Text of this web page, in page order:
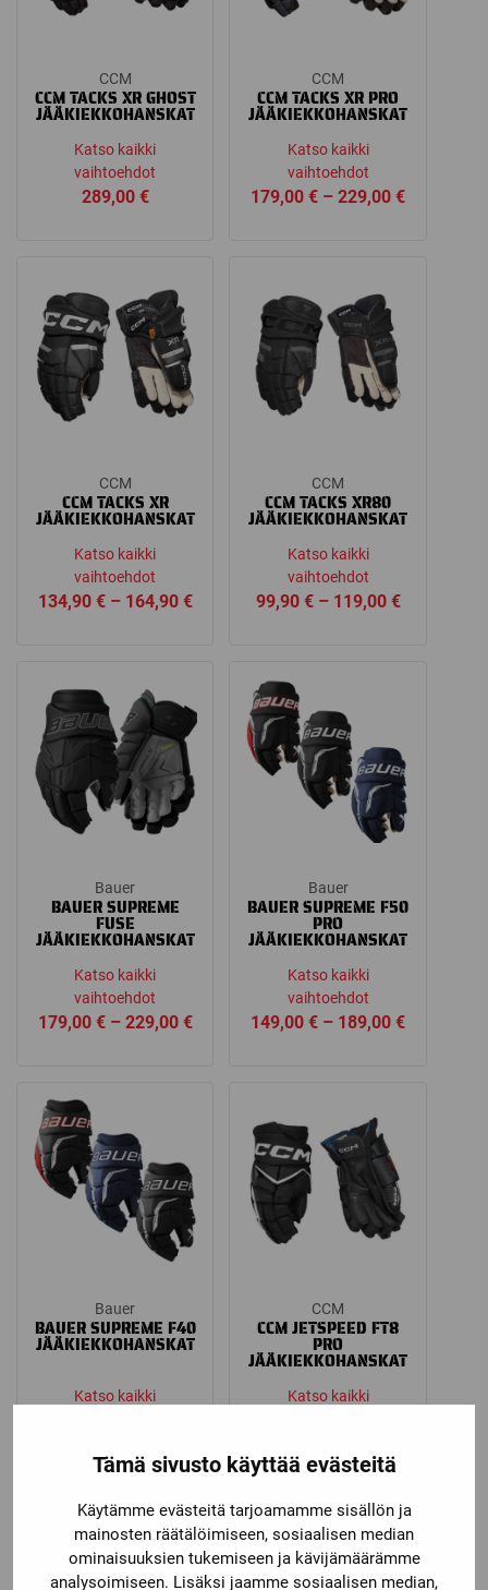
Tämä sivusto käyttää evästeitä
Käytämme evästeitä tarjoamamme sisällön ja
mainosten räätälöimiseen, sosiaalisen median
ominaisuuksien tukemiseen ja kävijämäärämme
analysoimiseen. Lisäksi jaamme sosiaalisen median,
CCM
CCM TACKS XR GHOST
JÄÄKIEKKOHANSKAT
Katso kaikki
vaihtoehdot
289,00 €
CCM
CCM TACKS XR PRO
JÄÄKIEKKOHANSKAT
Katso kaikki
vaihtoehdot
179,00€ – 229,00€Price
CCM
CCM TACKS XR
JÄÄKIEKKOHANSKAT
Katso kaikki
vaihtoehdot
134,90 € – 164,90 €Price
164,90 €
CCM
CCM TACKS XR80
JÄÄKIEKKOHANSKAT
Katso kaikki
vaihtoehdot
99,90 € – 119,00 €Price
Bauer
BAUER SUPREME
FUSE
JÄÄKIEKKOHANSKAT
Katso kaikki
vaihtoehdot
179,00 € – 229,00 €Price
229,00 €
Bauer
BAUER SUPREME F50
PRO
JÄÄKIEKKOHANSKAT
Katso kaikki
vaihtoehdot
149,00€ – 189,00€Price
Bauer
BAUER SUPREME F40
JÄÄKIEKKOHANSKAT
Katso kaikki
range:
through
139,00 €
CCM
CCM JETSPEED FT8
PRO
JÄÄKIEKKOHANSKAT
Katso kaikki
through
229,00 €